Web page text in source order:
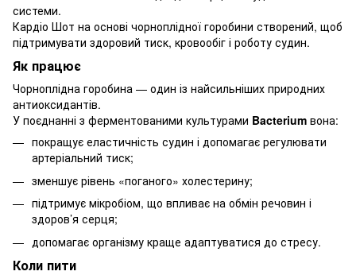
системи.
Кардіо Шот на основі чорноплідної горобини створений, щоб
підтримувати здоровий тиск, кровообіг і роботу судин.
Як працює
Чорноплідна горобина — один із найсильніших природних
антиоксидантів.
У поєднанні з ферментованими культурами Bacterium вона:
покращує еластичність судин і допомагає регулювати
артеріальний тиск;
зменшує рівень «поганого» холестерину;
підтримує мікробіом, що впливає на обмін речовин і
здоров’я серця;
допомагає організму краще адаптуватися до стресу.
Коли пити